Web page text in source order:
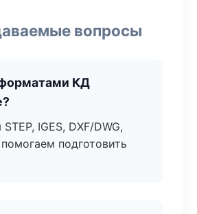
вопросы
КД
IGES, DXF/DWG,
подготовить